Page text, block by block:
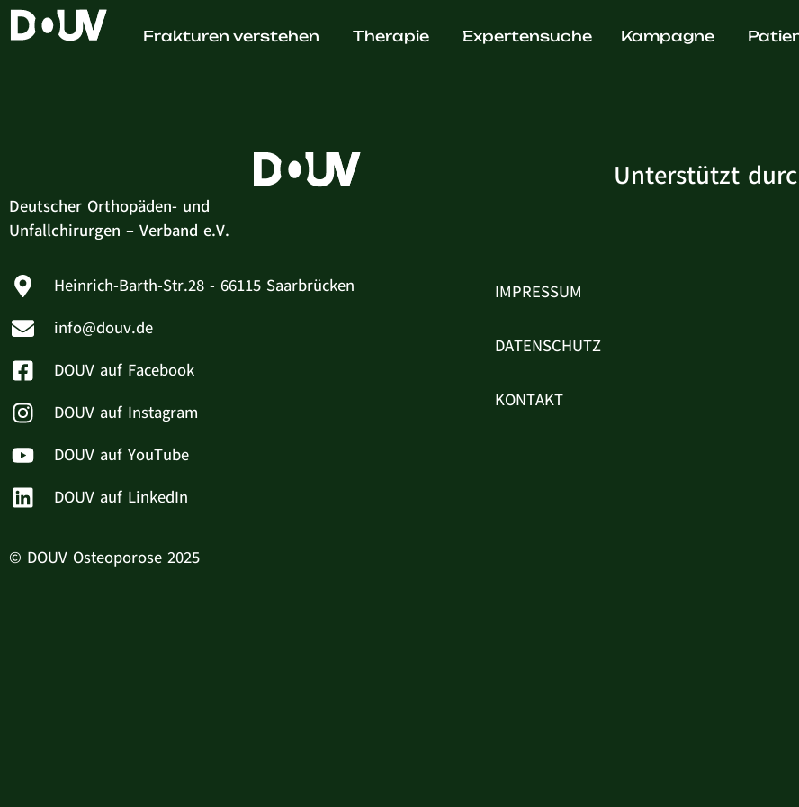
Frakturen verstehen Therapie Expertensuche Kampagne
Friederike
Deutscher Orthopäden- und
Unfallchirurgen – Verband e.V.
Unterstützt
Heinrich-Barth-Str.28 - 66115 Saarbrücken
info@douv.de
DOUV auf Facebook
DOUV auf Instagram
DOUV auf YouTube
DOUV auf LinkedIn
IMPRESSUM
DATENSCHUTZ
KONTAKT
© DOUV Osteoporose 2025